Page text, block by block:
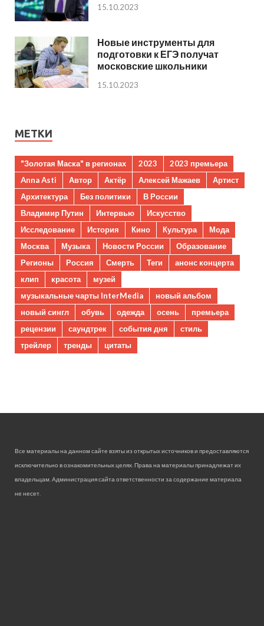
15.10.2023
Новые инструменты для
подготовки к ЕГЭ получат
московские школьники
15.10.2023
МЕТКИ
"Золотая Маска" в регионах 2023
2023 премьера
Anna Asti
Автор Актёр Алексей Мажаев
Артист
Архитектура
Без политики
В России
Владимир Путин
Интервью
Искусство
Исследование
История Кино Культура
Мода
Москва
Музыка Новости России
Образование
Регионы
Россия Смерть Теги
анонс концерта
клип
красота
музей
музыкальные чарты InterMedia
новый альбом
новый сингл
обувь одежда осень
премьера
рецензии
саундтрек события дня
стиль
трейлер
тренды цитаты
Все материалы на данном сайте взяты из открытых источников и предоставляются
исключительно в ознакомительных целях. Права на материалы принадлежат их
владельцам. Администрация сайта ответственности за содержание материала
не несет.